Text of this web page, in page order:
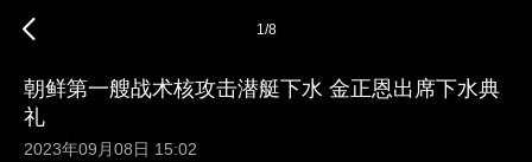
1/8
朝鲜第一艘战术核攻击潜艇下水 金正恩出席下水典
礼
2023年09月08日 15:02